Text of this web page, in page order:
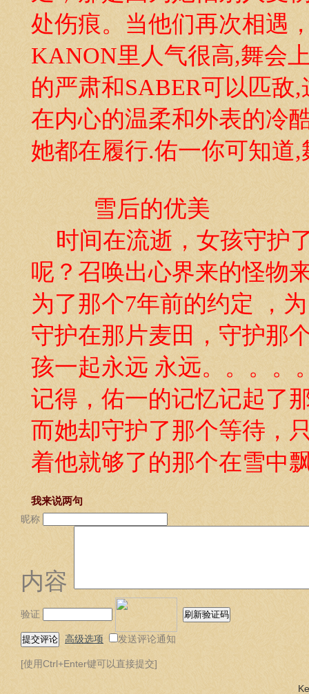
处伤痕。当他们再次相遇
KANON里人气很高,舞会
的严肃和SABER可以匹
在内心的温柔和外表的冷
她都在履行.佑一你可知道,
雪后的优美
时间在流逝，女孩守护
呢？召唤出心界来的怪物
为了那个7年前的约定 ，
守护在那片麦田，守护那
孩一起永远 永远。。。。
记得，佑一的记忆记起了
而她却守护了那个等待，
着他就够了的那个在雪中
我来说两句
昵称
内容
验证
高级选项 发送评论通知
[使用Ctrl+Enter键可以直接提交]